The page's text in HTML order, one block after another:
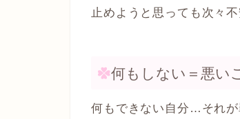
止めようと思っても次々
何もしない＝悪い
何もできない自分…それが